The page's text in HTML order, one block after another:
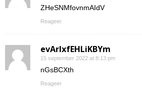
ZHeSNMfovnmAIdV
Reageer
evArIxfEHLiKBYm
15 september 2022 at 8:13 pm
nGsBCXth
Reageer